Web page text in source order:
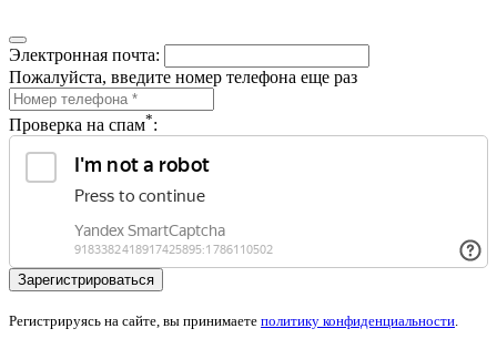
Электронная почта:
Пожалуйста, введите номер телефона еще раз
Проверка на спам*:
Регистрируясь на сайте, вы принимаете политику конфиденциальности.